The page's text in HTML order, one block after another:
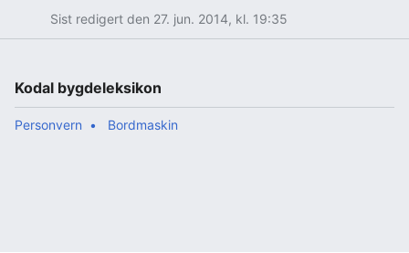
Sist redigert den 27. jun. 2014, kl. 19:35
Kodal bygdeleksikon
Personvern Bordmaskin